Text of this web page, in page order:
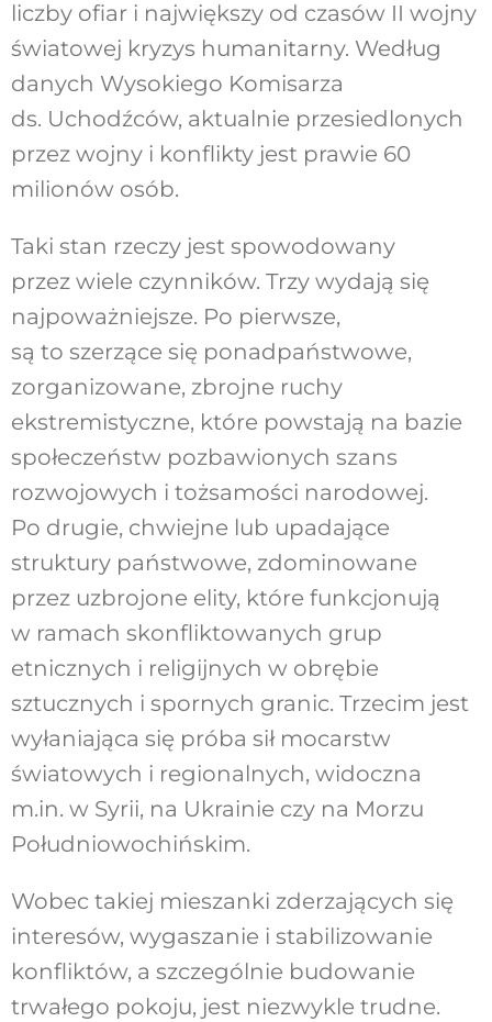
liczby ofiar i największy od czasów II wojny
światowej kryzys humanitarny. Według
danych Wysokiego Komisarza
ds. Uchodźców, aktualnie przesiedlonych
przez wojny i konflikty jest prawie 60
milionów osób.
Taki stan rzeczy jest spowodowany
przez wiele czynników. Trzy wydają się
najpoważniejsze. Po pierwsze,
są to szerzące się ponadpaństwowe,
zorganizowane, zbrojne ruchy
ekstremistyczne, które powstają na bazie
społeczeństw pozbawionych szans
rozwojowych i tożsamości narodowej.
Po drugie, chwiejne lub upadające
struktury państwowe, zdominowane
przez uzbrojone elity, które funkcjonują
w ramach skonfliktowanych grup
etnicznych i religijnych w obrębie
sztucznych i spornych granic. Trzecim jest
wyłaniająca się próba sił mocarstw
światowych i regionalnych, widoczna
m.in. w Syrii, na Ukrainie czy na Morzu
Południowochińskim.
Wobec takiej mieszanki zderzających się
interesów, wygaszanie i stabilizowanie
konfliktów, a szczególnie budowanie
trwałego pokoju, jest niezwykle trudne.